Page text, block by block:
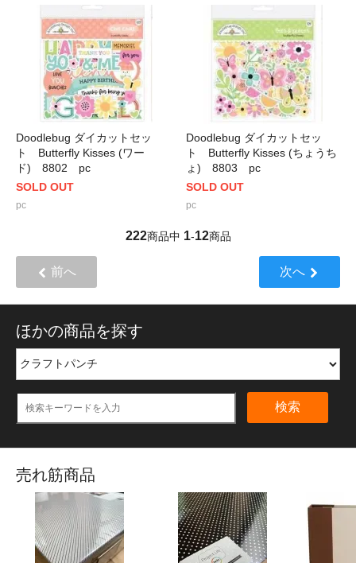
Doodlebug ダイカットセッ
ト Butterfly Kisses (ワー
ド) 8802 pc
SOLD OUT
pc
Doodlebug ダイカットセッ
ト Butterfly Kisses (ちょうち
ょ) 8803 pc
SOLD OUT
pc
222商品中 1-12商品
前へ 次へ
ほかの商品を探す
検索
売れ筋商品